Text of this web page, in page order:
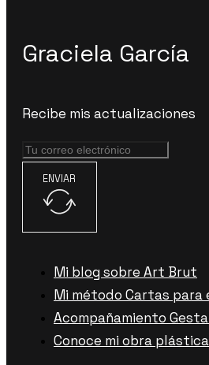
Graciela García
Recibe mis actualizaciones
ENVIAR
Mi blog sobre Art Brut
Mi método Cartas para
Acompañamiento
Conoce mi obra plástica